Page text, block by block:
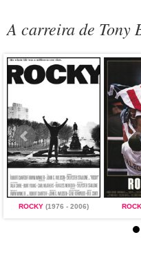
A carreira de Tony
ROCKY(1976 - 2006)